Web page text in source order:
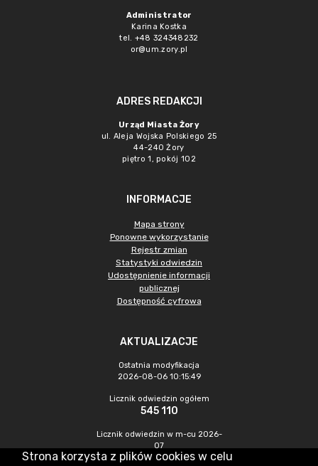
Administrator
Karina Kostka
tel. +48 324348232
or@um.zory.pl
ADRES REDAKCJI
Urząd Miasta Żory
ul. Aleja Wojska Polskiego 25
44-240 Żory
piętro 1, pokój 102
INFORMACJE
Mapa strony
Ponowne wykorzystanie
Rejestr zmian
Statystyki odwiedzin
Udostępnienie informacji
publicznej
Dostępność cyfrowa
AKTUALIZACJE
Ostatnia modyfikacja
2026-08-06 10:15:49
Licznik odwiedzin ogółem
545 110
Licznik odwiedzin w m-cu 2026-
07
1 126
Strona korzysta z plików cookies w celu